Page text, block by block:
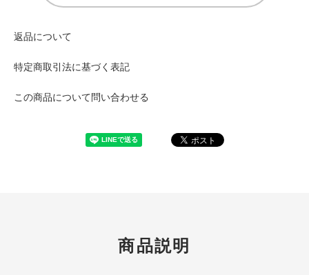
返品について
特定商取引法に基づく表記
この商品について問い合わせる
商品説明